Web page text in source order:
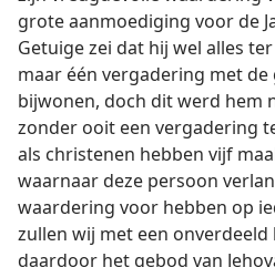
grote aanmoediging voor de
Getuige zei dat hij wel alles
maar één vergadering met
bijwonen, doch dit werd hem
zonder ooit een vergadering
als christenen hebben vijf
waarnaar deze persoon
waardering voor hebben op
zullen wij met een
daardoor het gebod van